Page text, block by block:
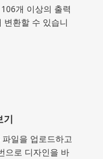
개 이상의 출력
변환할 수 있습니
기
일을 업로드하고
으로 디자인을 바